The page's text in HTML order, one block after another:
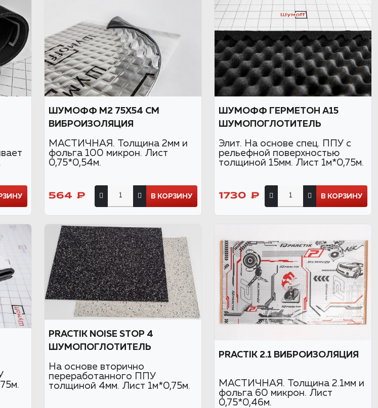
ШУМОФФ М2 75X54 СМ
ВИБРОИЗОЛЯЦИЯ
МАСТИЧНАЯ. Толщина 2мм и
фольга 100 микрон. Лист
0,75*0,54м.
564 ₽ В КОРЗИНУ
ШУМОФФ ГЕРМЕТОН А15
ШУМОПОГЛОТИТЕЛЬ
Элит. На основе спец. ППУ с
рельефной поверхностью
толщиной 15мм. Лист 1м*0,75м.
1730 ₽ В КОРЗИНУ
PRACTIK NOISE STOP 4
ШУМОПОГЛОТИТЕЛЬ
На основе вторично
переработанного ППУ
толщиной 4мм. Лист 1м*0,75м.
PRACTIK 2.1 ВИБРОИЗОЛЯЦИЯ
МАСТИЧНАЯ. Толщина 2.1мм и
фольга 60 микрон. Лист
0,75*0,46м.